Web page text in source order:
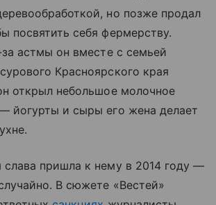
но позже продал
посвятить себя фермерству.
астмы он вместе с семьей
Красноярского края
открыл небольшое молочное
йогурты и сыры его жена делает
слава пришла к нему в 2014 году —
В сюжете «Вестей»